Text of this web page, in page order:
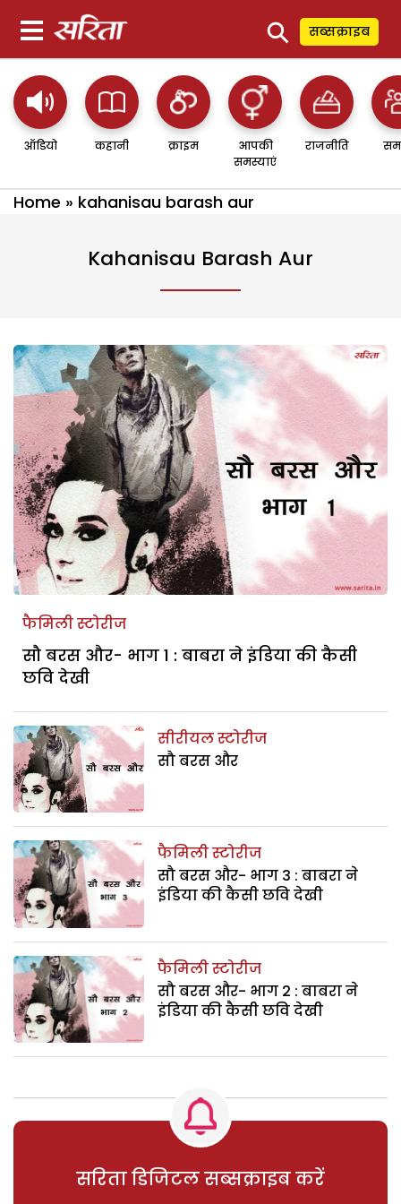
⚲ सब्सक्राइब
ऑडियो कहानी क्राइम
आपकी
समस्याएं
राजनीति
Home » kahanisau barash aur
Kahanisau Barash Aur
फैमिली स्टोरीज
सौ बरस और- भाग 1 : बाबरा ने इंडिया की कैसी
छवि देखी
सीरीयल स्टोरीज
सौ बरस और
फैमिली स्टोरीज
सौ बरस और- भाग 3 : बाबरा ने
इंडिया की कैसी छवि देखी
फैमिली स्टोरीज
सौ बरस और- भाग 2 : बाबरा ने
इंडिया की कैसी छवि देखी
सरिता डिजिटल सब्सक्राइब करें